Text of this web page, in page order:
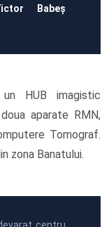
Babeș
HUB imagistic
aparate RMN,
Tomograf.
zona Banatului.